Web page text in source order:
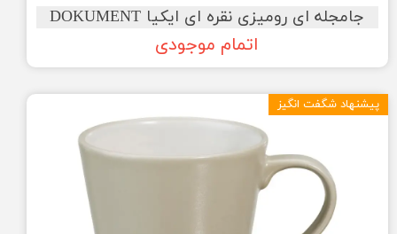
جامجله ای رومیزی نقره ای ایکیا DOKUMENT
اتمام موجودی
پیشنهاد شگفت انگیز